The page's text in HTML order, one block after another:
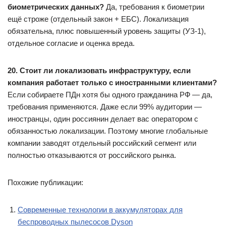
биометрических данных? Да, требования к биометрии
ещё строже (отдельный закон + ЕБС). Локализация
обязательна, плюс повышенный уровень защиты (УЗ-1),
отдельное согласие и оценка вреда.
20. Стоит ли локализовать инфраструктуру, если
компания работает только с иностранными клиентами?
Если собираете ПДн хотя бы одного гражданина РФ — да,
требования применяются. Даже если 99% аудитории —
иностранцы, один россиянин делает вас оператором с
обязанностью локализации. Поэтому многие глобальные
компании заводят отдельный российский сегмент или
полностью отказываются от российского рынка.
Похожие публикации:
Современные технологии в аккумуляторах для
беспроводных пылесосов Dyson